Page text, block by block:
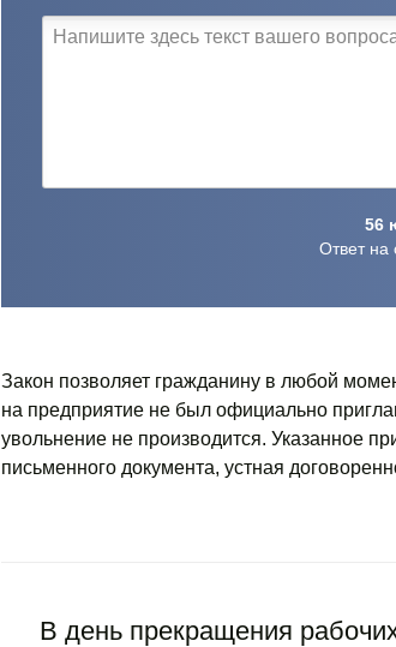
56
Ответ на
Закон позволяет гражданину в любой
на предприятие не был официально
увольнение не производится. Указанное
письменного документа, устная
В день прекращения